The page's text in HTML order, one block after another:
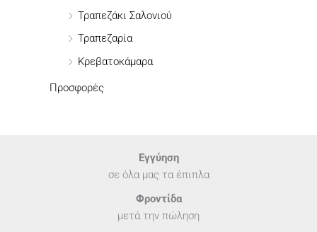
Τραπεζάκι Σαλονιού
Τραπεζαρία
Κρεβατοκάμαρα
Προσφορές
Εγγύηση
σε όλα μας τα έπιπλα
Φροντίδα
μετά την πώληση